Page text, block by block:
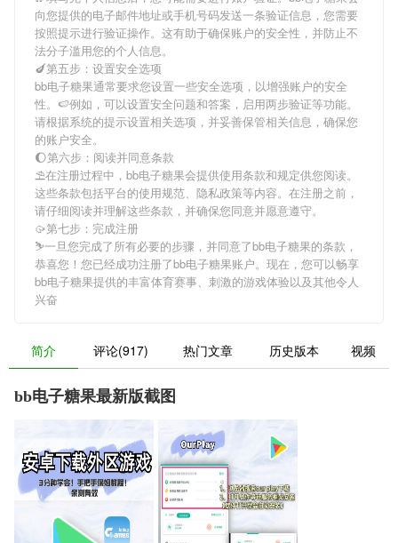
向您提供的电子邮件地址或手机号码发送一条验证信息，您需要
按照提示进行验证操作。这有助于确保账户的安全性，并防止不
法分子滥用您的个人信息。
🍆第五步：设置安全选项
bb电子糖果通常要求您设置一些安全选项，以增强账户的安全
性。🍉例如，可以设置安全问题和答案，启用两步验证等功能。
请根据系统的提示设置相关选项，并妥善保管相关信息，确保您
的账户安全。
🌔第六步：阅读并同意条款
⛱在注册过程中， bb电子糖果会提供使用条款和规定供您阅读。
这些条款包括平台的使用规范、隐私政策等内容。在注册之前，
请仔细阅读并理解这些条款，并确保您同意并愿意遵守。
🥠第七步：完成注册
⛷一旦您完成了所有必要的步骤，并同意了bb电子糖果的条款，
恭喜您！您已经成功注册了bb电子糖果账户。现在，您可以畅享
bb电子糖果提供的丰富体育赛事、刺激的游戏体验以及其他令人
兴奋
简介 评论(917) 热门文章 历史版本 视频
bb电子糖果最新版截图